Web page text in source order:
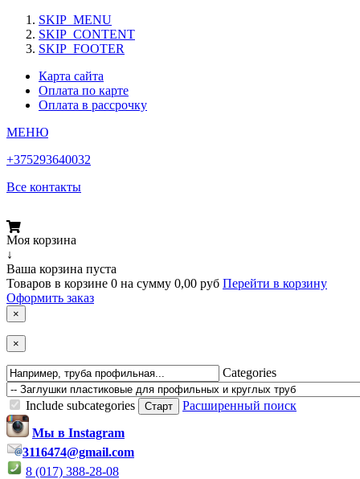
SKIP_MENU
SKIP_CONTENT
SKIP_FOOTER
Карта сайта
Оплата по карте
Оплата в рассрочку
МЕНЮ
+375293640032
Все контакты
Моя корзина
↓
Ваша корзина пуста
Товаров в корзине 0 на сумму 0,00 руб Перейти в корзину
Оформить заказ
×
×
Categories
Include subcategories
Расширенный поиск
Мы в Instagram
3116474@gmail.com
8 (017) 388-28-08